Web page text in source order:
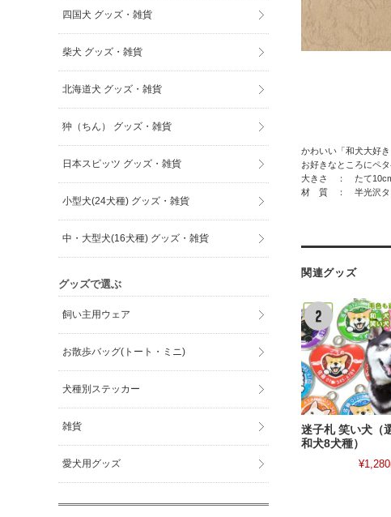
かわいい「和犬大好
お好きなところにペ
大きさ ： たて
材 質 ： 半光沢タ
関連グッズ
迷子札 笑い犬（
和犬8犬種）
¥1,280
四国犬 グッズ・雑貨
柴犬 グッズ・雑貨
北海道犬 グッズ・雑貨
狆（ちん） グッズ・雑貨
日本スピッツ グッズ・雑貨
小型犬(24犬種) グッズ・雑貨
中・大型犬(16犬種) グッズ・雑貨
グッズで選ぶ
飼い主用ウェア
お散歩バッグ(トート・ミニ)
犬種別ステッカー
雑貨
愛犬用グッズ